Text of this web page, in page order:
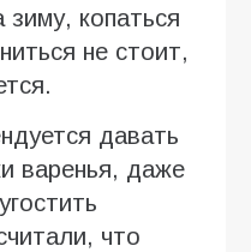
зиму, копаться
не стоит,
давать
варенья, даже
что